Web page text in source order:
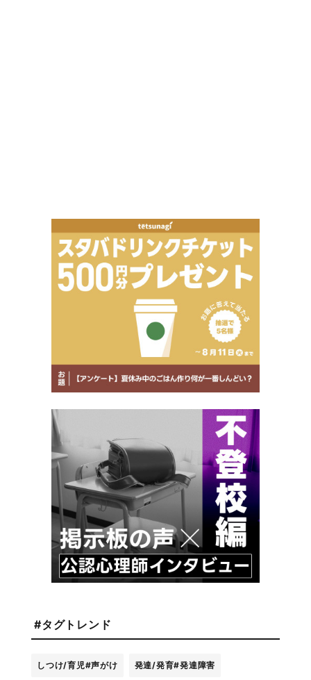
#タグトレンド
しつけ/育児#声がけ 発達/発育#発達障害